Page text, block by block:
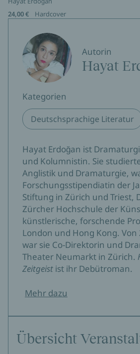
24,00 €
Hardcover
Autorin
Hayat
Kategorien
Deutschsprachige Literatur
Hayat Erdoğan ist
und Kolumnistin. Sie
Anglistik und Dramaturgie,
Forschungsstipendiatin der
Stiftung in Zürich und Triest,
Zürcher Hochschule der
künstlerische, forschende
London und Hong Kong. Von
war sie Co-Direktorin und
Theater Neumarkt in Zürich.
Zeitgeist ist ihr Debütroman.
Mehr dazu
Übersicht